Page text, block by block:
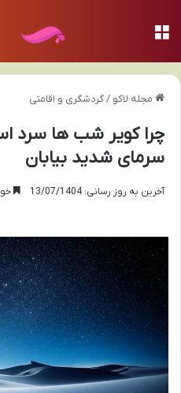
مجله لاکو /گردشگری و اقامتی
چرا کویر شب ها سرد
سرمای شدید بیابان
آخرین به روز رسانی: 13/07/1404